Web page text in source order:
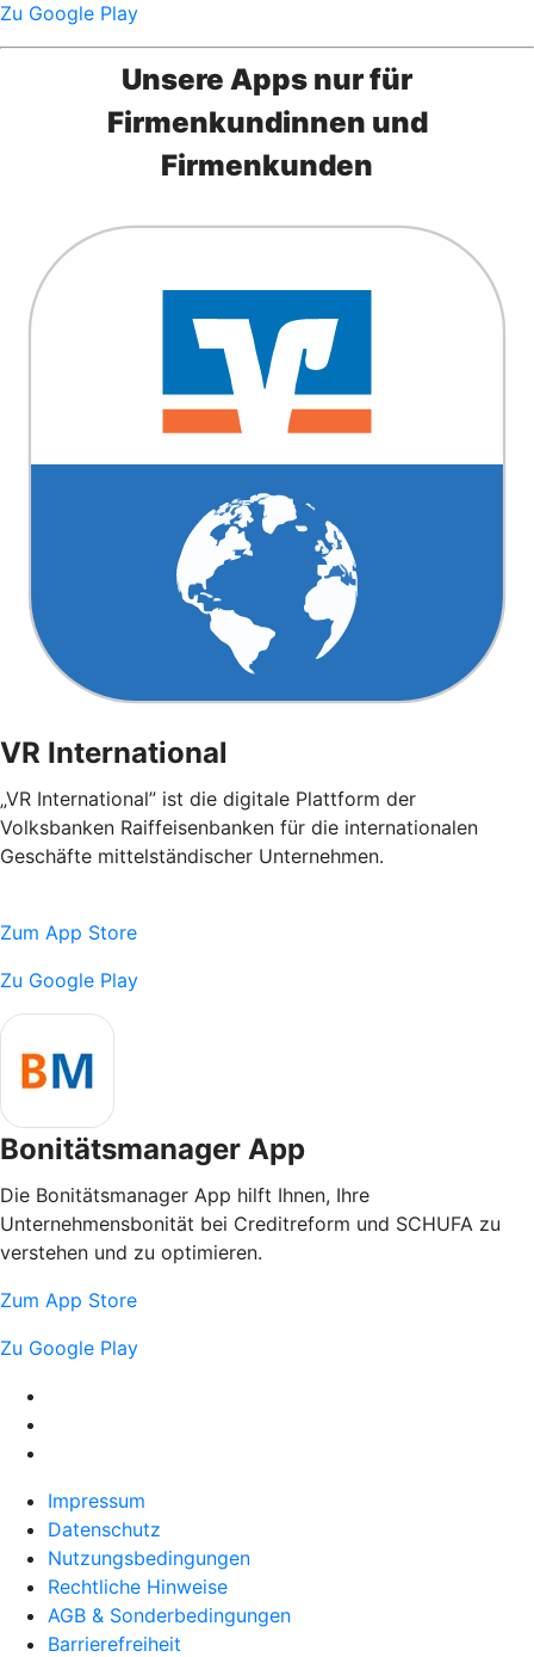
Zu Google Play
Unsere Apps nur für
Firmenkundinnen und
Firmenkunden
VR International
„VR International” ist die digitale Plattform der
Volksbanken Raiffeisenbanken für die internationalen
Geschäfte mittelständischer Unternehmen.
Zum App Store
Zu Google Play
Bonitätsmanager App
Die Bonitätsmanager App hilft Ihnen, Ihre
Unternehmensbonität bei Creditreform und SCHUFA zu
verstehen und zu optimieren.
Zum App Store
Zu Google Play
Impressum
Datenschutz
Nutzungsbedingungen
Rechtliche Hinweise
AGB & Sonderbedingungen
Barrierefreiheit